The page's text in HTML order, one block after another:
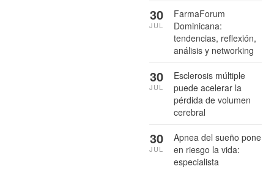
FarmaForum
Dominicana:
tendencias, reflexión,
análisis y networking
30
JUL
Esclerosis múltiple
puede acelerar la
pérdida de volumen
cerebral
30
JUL
Apnea del sueño pone
en riesgo la vida:
especialista
30
JUL